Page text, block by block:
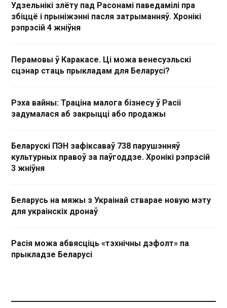
Удзельнікі злёту пад Расонамі паведамілі пра
збіццё і прыніжэнні пасля затрыманняў. Хронікі
рэпрэсій 4 жніўня
Перамовы ў Каракасе. Ці можа венесуэльскі
сцэнар стаць прыкладам для Беларусі?
Рэха вайны: Траціна малога бізнесу ў Расіі
задумалася аб закрыцці або продажы
Беларускі ПЭН зафіксаваў 738 парушэнняў
культурных правоў за паўгоддзе. Хронікі рэпрэсій
3 жніўня
Беларусь на мяжы з Украінай стварае новую мэту
для украінскіх дронаў
Расія можа абвясціць «тэхнічны дэфолт» па
прыкладзе Беларусі